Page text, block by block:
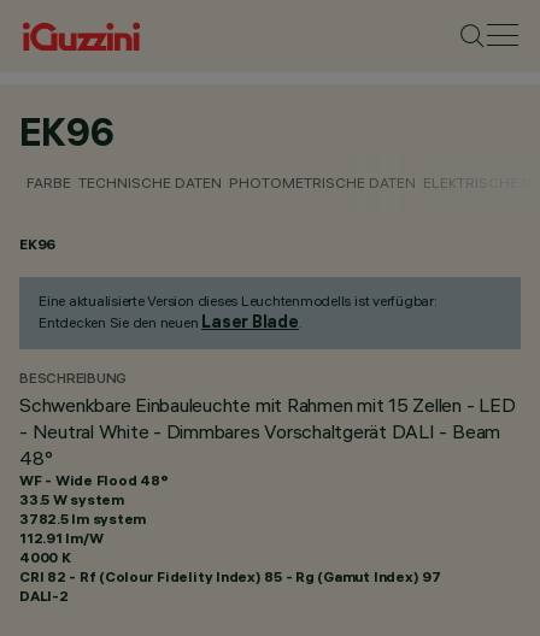
EK96
FARBE TECHNISCHE DATEN PHOTOMETRISCHE DATEN ELEKTRISCHE
EK96
Eine aktualisierte Version dieses Leuchtenmodells ist verfügbar:
Entdecken Sie den neuen Laser Blade.
BESCHREIBUNG
Schwenkbare Einbauleuchte mit Rahmen mit 15 Zellen - LED
- Neutral White - Dimmbares Vorschaltgerät DALI - Beam
48°
WF - Wide Flood 48°
33.5 W system
3782.5 lm system
112.91 lm/W
4000 K
CRI 82 - Rf (Colour Fidelity Index) 85 - Rg (Gamut Index) 97
DALI-2